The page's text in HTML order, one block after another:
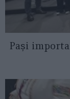
Pași